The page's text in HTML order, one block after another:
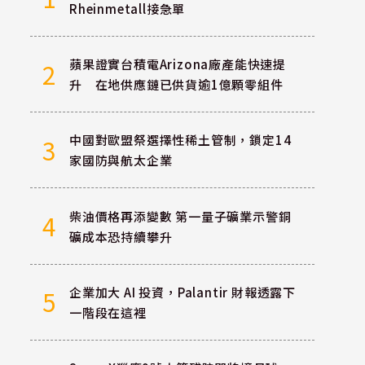
Rheinmetall接急單
2
蘋果證實台積電Arizona廠產能快速提
升 在地供應鏈已供貨逾1億顆零組件
3
中國對歐盟祭選擇性稀土管制，鎖定14
家國防與航太企業
4
柴油價格再添變數 第一量子礦業示警銅
礦成本恐持續攀升
5
企業加大 AI 投資，Palantir 財報透露下
一階段在這裡